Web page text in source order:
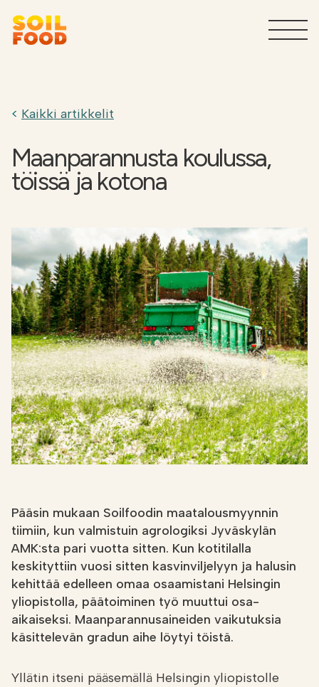
Sivuvirtojen käsittelypalvelut
teollisuudelle
Tuotteet teollisuudelle
Miksi Soilfood?
Ota yhteyttä
FI Etsi
VERKKOKAUPPA
Kaikki artikkelit
Maanparannusta koulussa,
töissä ja kotona
Pääsin mukaan Soilfoodin maatalousmyynnin
tiimiin, kun valmistuin agrologiksi Jyväskylän
AMK:sta pari vuotta sitten. Kun kotitilalla
keskityttiin vuosi sitten kasvinviljelyyn ja halusin
kehittää edelleen omaa osaamistani Helsingin
yliopistolla, päätoiminen työ muuttui osa-
aikaiseksi. Maanparannusaineiden vaikutuksia
käsittelevän gradun aihe löytyi töistä.
Yllätin itseni pääsemällä Helsingin yliopistolle